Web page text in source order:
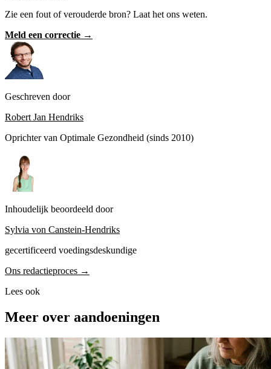
Zie een fout of verouderde bron? Laat het ons weten.
Meld een correctie →
Geschreven door
Robert Jan Hendriks
Oprichter van Optimale Gezondheid (sinds 2010)
Inhoudelijk beoordeeld door
Sylvia von Canstein-Hendriks
gecertificeerd voedingsdeskundige
Ons redactieproces →
Lees ook
Meer over aandoeningen